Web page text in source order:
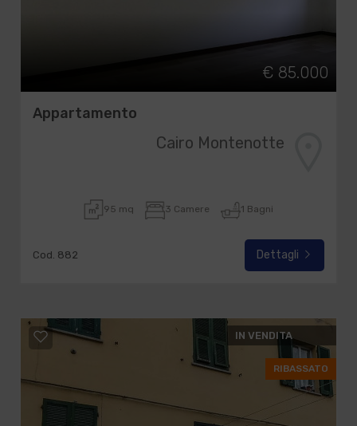
€ 85.000
Appartamento
Cairo Montenotte
95 mq 3 Camere 1 Bagni
Cod. 882 Dettagli
IN VENDITA
RIBASSATO